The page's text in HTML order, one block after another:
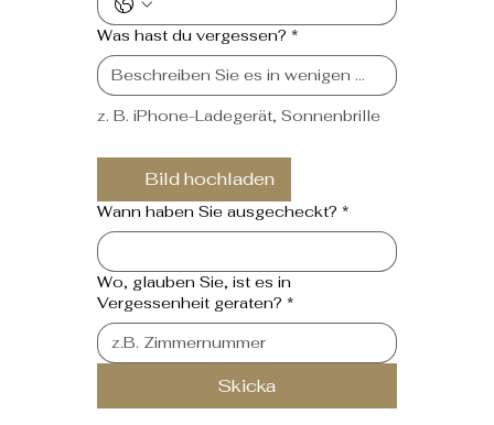
Was hast du vergessen? *
z. B. iPhone-Ladegerät, Sonnenbrille
Bild hochladen
Wann haben Sie ausgecheckt? *
Wo, glauben Sie, ist es in
Vergessenheit geraten? *
Skicka